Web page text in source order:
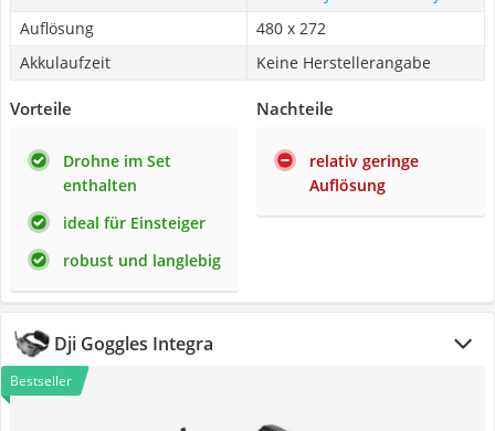
Auflösung
480 x 272
Akkulaufzeit
Keine Herstellerangabe
Vorteile
Drohne im Set
enthalten
ideal für Einsteiger
robust und langlebig
Nachteile
relativ geringe
Auflösung
Dji Goggles Integra
Bestseller